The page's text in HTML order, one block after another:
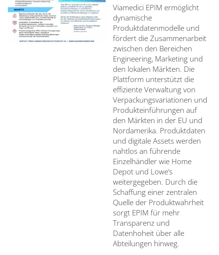
Viamedici EPIM ermöglicht
dynamische
Produktdatenmodelle und
fördert die Zusammenarbeit
zwischen den Bereichen
Engineering, Marketing und
den lokalen Märkten. Die
Plattform unterstützt die
effiziente Verwaltung von
Verpackungsvariationen und
Produkteinführungen auf
den Märkten in der EU und
Nordamerika. Produktdaten
und digitale Assets werden
nahtlos an führende
Einzelhändler wie Home
Depot und Lowe’s
weitergegeben. Durch die
Schaffung einer zentralen
Quelle der Produktwahrheit
sorgt EPIM für mehr
Transparenz und
Datenhoheit über alle
Abteilungen hinweg.